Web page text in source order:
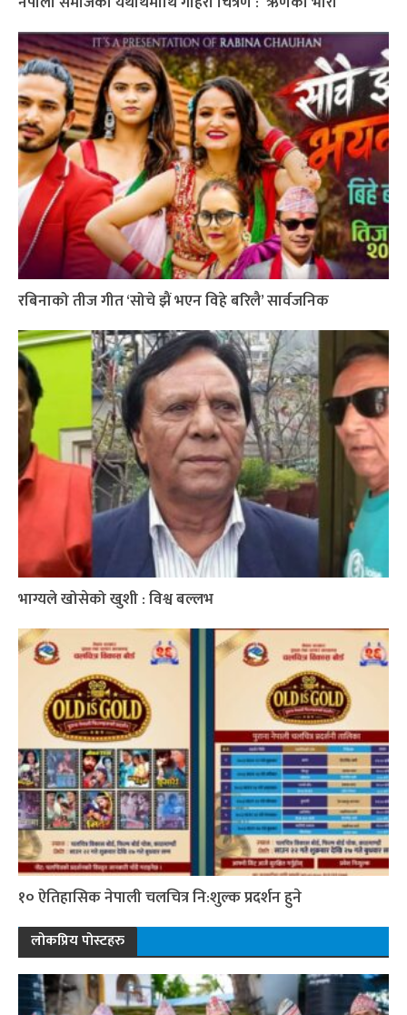
रबिनाको तीज गीत ‘सोचे झैं भएन विहे बरिलै’ सार्वजनिक
भाग्यले खोसेको खुशी : विश्व बल्लभ
१० ऐतिहासिक नेपाली चलचित्र नि:शुल्क प्रदर्शन हुने
लोकप्रिय पोस्टहरु